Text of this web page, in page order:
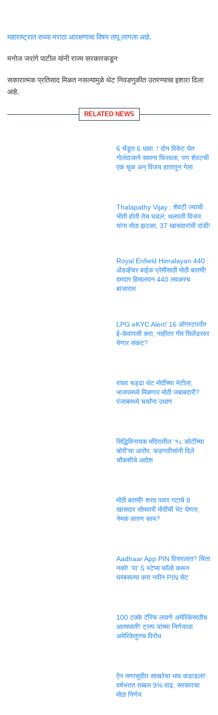
महाराष्ट्रात सध्या मराठा आरक्षणाचा विषय तापू लागला आहे.
मनोज जरांगे पाटील यांनी राज्य सरकारकडून
सकारात्मक प्रतिसाद मिळत नसल्यामुळे थेट निवडणुकीत उतरण्याचा इशारा दिला
आहे.
RELATED NEWS
6 चेंडूत 6 धावा..! दोन विकेट घेत
गोलंदाजाने सामना फिरवला, पण शेवटची
एक चूक अन् विजय हातातून गेला
Thalapathy Vijay : शेवटी ज्याची
भीती होती तेच घडलं; थलपती विजय
यांना मोठा झटका, 37 खासदारांची दांडी!
Royal Enfield Himalayan 440 :
ॲडव्हेंचर बाईक प्रेमींसाठी मोठी बातमी!
दमदार हिमालयन 440 लवकरच
बाजारात
LPG eKYC Alert! 16 ऑगस्टपर्यंत
ई-केवायसी करा, नाहीतर गॅस सिलेंडरवर
येणार संकट?
राघव चड्ढा थेट मोदींच्या भेटीला;
भाजपमध्ये मिळणार मोठी जबाबदारी?
पंजाबमध्ये चर्चांना उधाण
सिद्धिविनायक मंदिरातील ‘१८ कोटींच्या
चोरी’चा आरोप; फडणवीसांनी दिले
चौकशीचे आदेश
मोठी बातमी! शरद पवार गटाचे 8
खासदार सोमवारी मोदींची भेट घेणार;
नेमकं कारण काय?
Aadhaar App PIN विसरलात? चिंता
नको! ‘या’ 5 स्टेप्स फॉलो करून
घरबसल्या करा नवीन PIN सेट
100 टक्के टॅरिफ लावणे अमेरिकेसाठीच
आत्मघाती! ट्रम्प यांच्या निर्णयाला
अमेरिकेतूनच विरोध
ऐन सणासुदीत साखरेचा भाव कडाडला!
वर्षभरात तब्बल 9% वाढ, सरकारचा
मोठा निर्णय